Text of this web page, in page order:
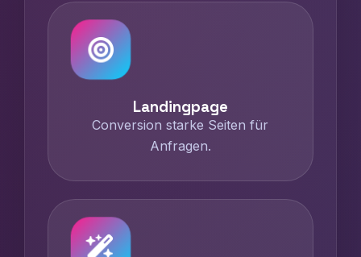
Landingpage
Conversion starke Seiten für
Anfragen.